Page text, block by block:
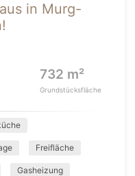
in Murg-
732 m²
Grundstücksfläche
Freifläche
Gasheizung